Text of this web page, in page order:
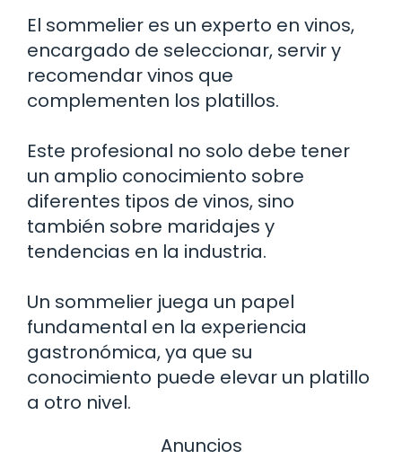
El sommelier es un experto en vinos,
encargado de seleccionar, servir y
recomendar vinos que
complementen los platillos.
Este profesional no solo debe tener
un amplio conocimiento sobre
diferentes tipos de vinos, sino
también sobre maridajes y
tendencias en la industria.
Un sommelier juega un papel
fundamental en la experiencia
gastronómica, ya que su
conocimiento puede elevar un platillo
a otro nivel.
Anuncios